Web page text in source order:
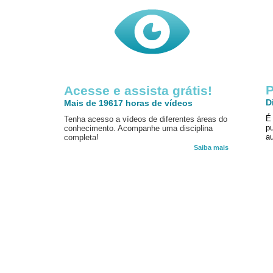
Acesse e assista grátis!
Mais de 19617 horas de vídeos
Tenha acesso a vídeos de diferentes áreas do
conhecimento. Acompanhe uma disciplina
completa!
Saiba mais